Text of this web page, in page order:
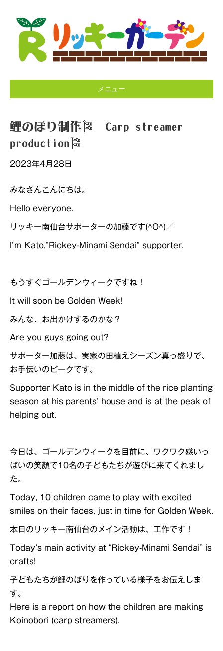
メニュー
鯉のぼり制作🎏 Carp streamer
production🎏
2023年4月28日
みなさんこんにちは。
Hello everyone.
リッキー南仙台サポーターの加藤です(^O^)／
I’ｍ Kato,“Rickey-Minami Sendai” supporter.
もうすぐゴールデンウィークですね！
It will soon be Golden Week!
みんな、お出かけするのかな？
Are you guys going out?
サポーター加藤は、実家の田植えシーズン真っ盛りで、
お手伝いのピークです。
Supporter Kato is in the middle of the rice planting
season at his parents’ house and is at the peak of
helping out.
今日は、ゴールデンウィークを目前に、ワクワク感いっ
ぱいの笑顔で10名の子どもたちが遊びに来てくれまし
た。
Today, 10 children came to play with excited
smiles on their faces, just in time for Golden Week.
本日のリッキー南仙台のメイン活動は、工作です！
Today’s main activity at “Rickey-Minami Sendai” is
crafts!
子どもたちが鯉のぼりを作っている様子をお伝えしま
す。
Here is a report on how the children are making
Koinobori (carp streamers).